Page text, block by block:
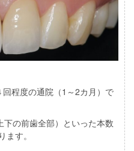
程度の通院（1～2カ月）で
の前歯全部）といった本数
す。